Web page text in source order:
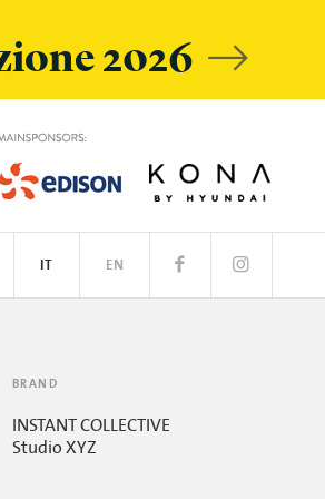
2026
EN
IT
BRAND
INSTANT COLLECTIVE
Studio XYZ